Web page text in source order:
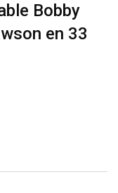
Bobby
en 33